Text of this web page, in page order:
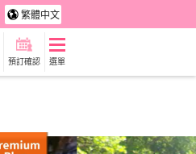
繁體中文
預訂確認 選單